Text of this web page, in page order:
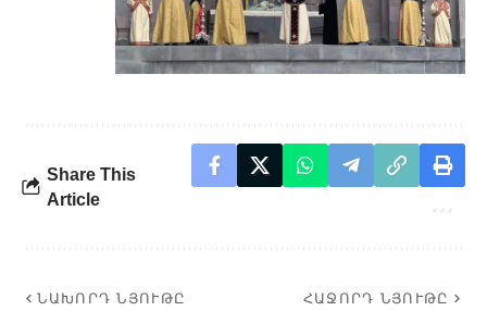
Share This
Article
ՆԱԽՈՐԴ ՆՅՈՒԹԸ ՀԱՋՈՐԴ ՆՅՈՒԹԸ